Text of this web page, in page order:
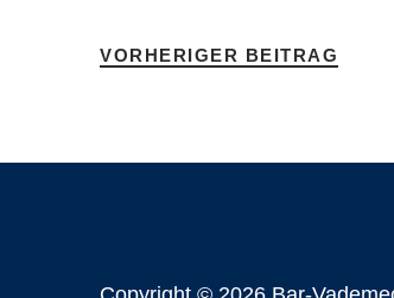
VORHERIGER BEITRAG